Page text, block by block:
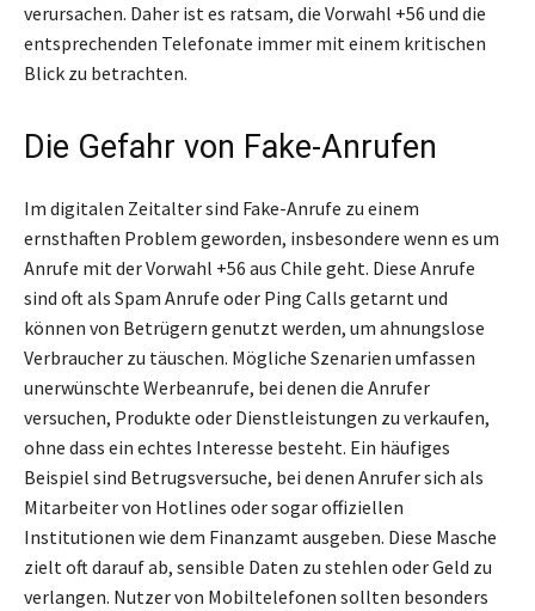
verursachen. Daher ist es ratsam, die Vorwahl +56 und die
entsprechenden Telefonate immer mit einem kritischen
Blick zu betrachten.
Die Gefahr von Fake-Anrufen
Im digitalen Zeitalter sind Fake-Anrufe zu einem
ernsthaften Problem geworden, insbesondere wenn es um
Anrufe mit der Vorwahl +56 aus Chile geht. Diese Anrufe
sind oft als Spam Anrufe oder Ping Calls getarnt und
können von Betrügern genutzt werden, um ahnungslose
Verbraucher zu täuschen. Mögliche Szenarien umfassen
unerwünschte Werbeanrufe, bei denen die Anrufer
versuchen, Produkte oder Dienstleistungen zu verkaufen,
ohne dass ein echtes Interesse besteht. Ein häufiges
Beispiel sind Betrugsversuche, bei denen Anrufer sich als
Mitarbeiter von Hotlines oder sogar offiziellen
Institutionen wie dem Finanzamt ausgeben. Diese Masche
zielt oft darauf ab, sensible Daten zu stehlen oder Geld zu
verlangen. Nutzer von Mobiltelefonen sollten besonders